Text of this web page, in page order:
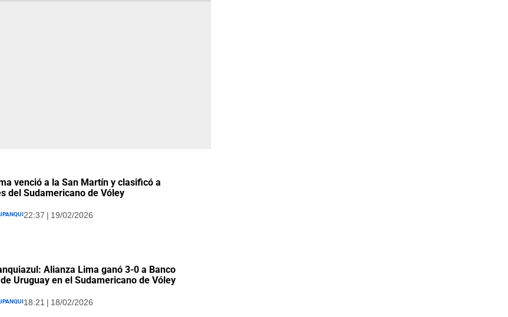
venció a la San Martín y clasificó a
del Sudamericano de Vóley
22:37 | 19/02/2026
Alianza Lima ganó 3-0 a Banco
Uruguay en el Sudamericano de Vóley
18:21 | 18/02/2026